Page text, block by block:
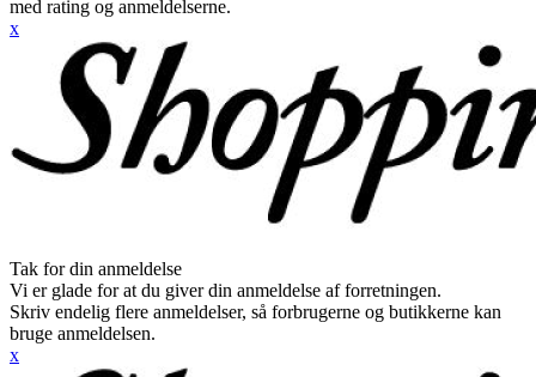
med rating og anmeldelserne.
x
Tak for din anmeldelse
Vi er glade for at du giver din anmeldelse af forretningen.
Skriv endelig flere anmeldelser, så forbrugerne og butikkerne kan
bruge anmeldelsen.
x